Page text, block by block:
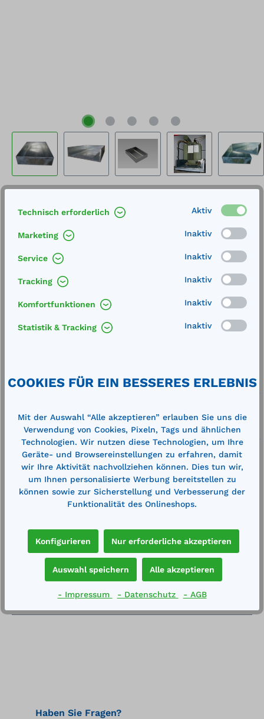
Preis auf Anfrage
Preise exkl. MwSt. inkl. Versandkosten
Lieferung frei Haus
Lieferzeit 7-8 Wochen
Produkt Anzahl: Gib den
Stk. Jetzt Angebot anfordern
Service
Zertifizierte Qualität
Beschreibung
Außenmaße (BxTxH): 1350 x 915 x 310 mm
Auffangvolumen: 340 Liter Dichte des gelagerten
Mediums: max. 1,9 kg/lmit Baumusterpr…Mehr
Technische Daten
Downloads
Haben Sie Fragen?
Technisch erforderlich Aktiv
Marketing Inaktiv
Service Inaktiv
Tracking Inaktiv
Komfortfunktionen Inaktiv
Statistik & Tracking Inaktiv
COOKIES FÜR EIN BESSERES ERLEBNIS
Mit der Auswahl “Alle akzeptieren” erlauben Sie uns die
Verwendung von Cookies, Pixeln, Tags und ähnlichen
Technologien. Wir nutzen diese Technologien, um Ihre
Geräte- und Browsereinstellungen zu erfahren, damit
wir Ihre Aktivität nachvollziehen können. Dies tun wir,
um Ihnen personalisierte Werbung bereitstellen zu
können sowie zur Sicherstellung und Verbesserung der
Funktionalität des Onlineshops.
Konfigurieren Nur erforderliche akzeptieren
Auswahl speichern Alle akzeptieren
- Impressum - Datenschutz - AGB